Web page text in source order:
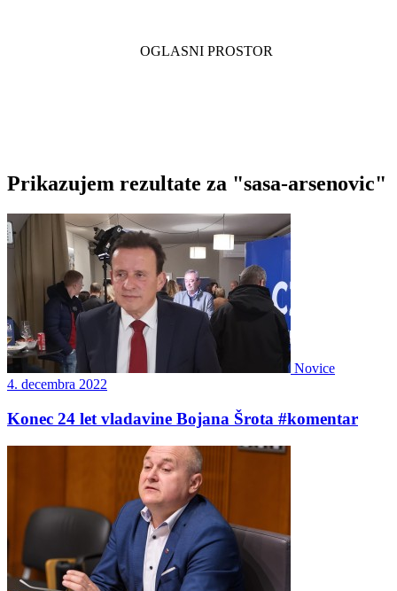
Prikazujem rezultate za "sasa-arsenovic"
Novice
4. decembra 2022
Konec 24 let vladavine Bojana Šrota #komentar